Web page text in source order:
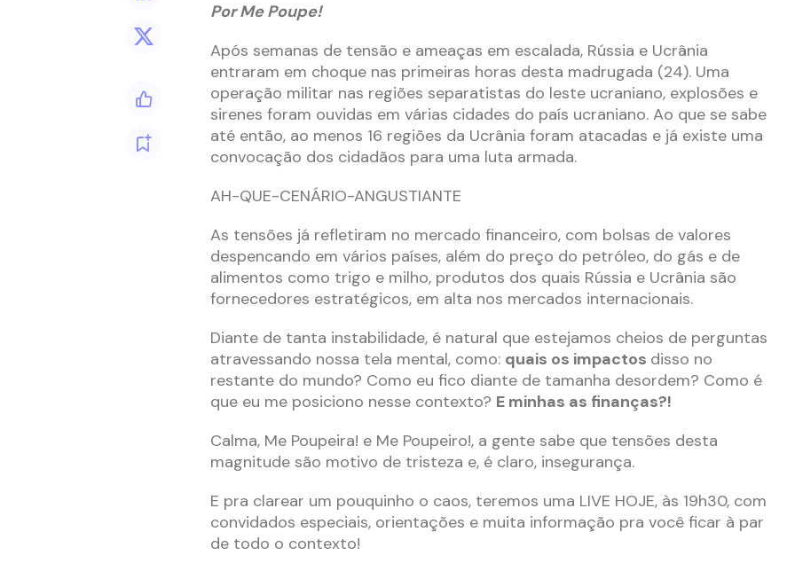
Por Me Poupe!
Após semanas de tensão e ameaças em escalada, Rússia e Ucrânia
entraram em choque nas primeiras horas desta madrugada (24). Uma
operação militar nas regiões separatistas do leste ucraniano, explosões e
sirenes foram ouvidas em várias cidades do país ucraniano. Ao que se sabe
até então, ao menos 16 regiões da Ucrânia foram atacadas e já existe uma
convocação dos cidadãos para uma luta armada.
AH-QUE-CENÁRIO-ANGUSTIANTE
As tensões já refletiram no mercado financeiro, com bolsas de valores
despencando em vários países, além do preço do petróleo, do gás e de
alimentos como trigo e milho, produtos dos quais Rússia e Ucrânia são
fornecedores estratégicos, em alta nos mercados internacionais.
Diante de tanta instabilidade, é natural que estejamos cheios de perguntas
atravessando nossa tela mental, como: quais os impactos disso no
restante do mundo? Como eu fico diante de tamanha desordem? Como é
que eu me posiciono nesse contexto? E minhas as finanças?!
Calma, Me Poupeira! e Me Poupeiro!, a gente sabe que tensões desta
magnitude são motivo de tristeza e, é claro, insegurança.
E pra clarear um pouquinho o caos, teremos uma LIVE HOJE, às 19h30, com
convidados especiais, orientações e muita informação pra você ficar à par
de todo o contexto!